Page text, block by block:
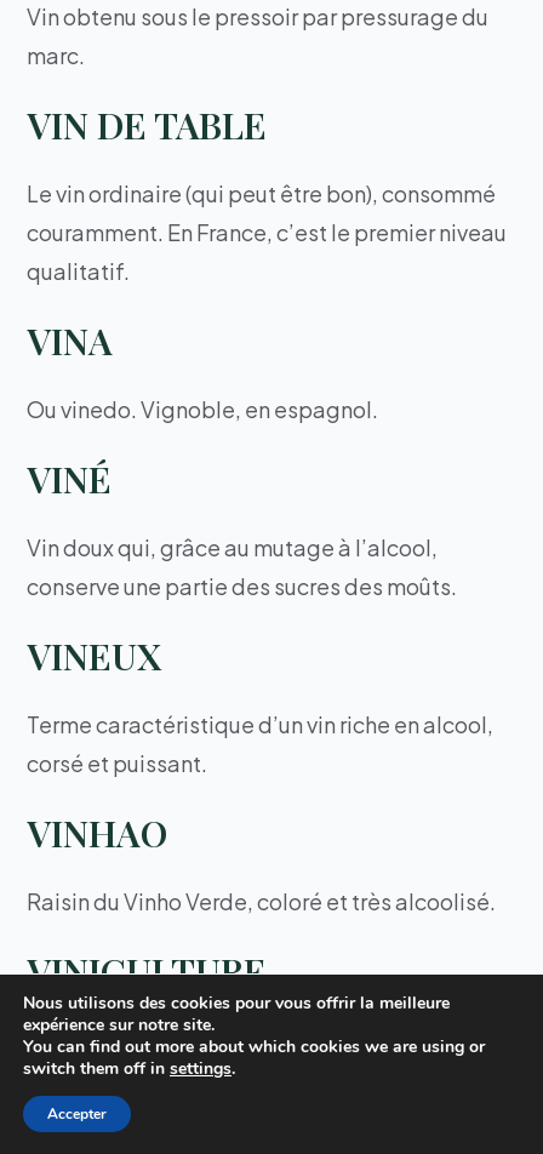
Vin obtenu sous le pressoir par pressurage du
marc.
VIN DE TABLE
Le vin ordinaire (qui peut être bon), consommé
couramment. En France, c’est le premier niveau
qualitatif.
VINA
Ou vinedo. Vignoble, en espagnol.
VINÉ
Vin doux qui, grâce au mutage à l’alcool,
conserve une partie des sucres des moûts.
VINEUX
Terme caractéristique d’un vin riche en alcool,
corsé et puissant.
VINHAO
Raisin du Vinho Verde, coloré et très alcoolisé.
VINICULTURE
Ensemble des opérations concernant la
fabrication et la maturation du vin. Alors que le
terme œnologie se réfère à l’aspect
Nous utilisons des cookies pour vous offrir la meilleure
expérience sur notre site.
You can find out more about which cookies we are using or
switch them off in settings.
Accepter